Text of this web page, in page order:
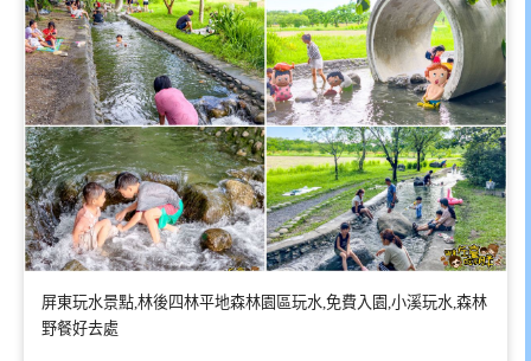
屏東玩水景點,林後四林平地森林園區玩水,免費入園,小溪玩水,森林
野餐好去處